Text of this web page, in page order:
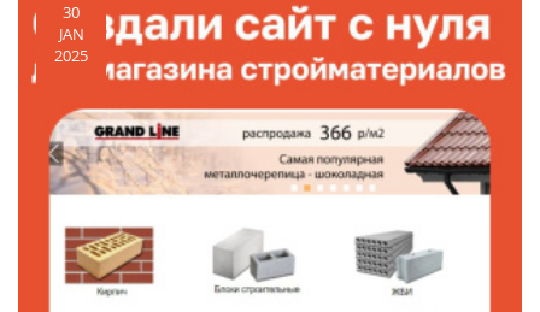
30
JAN
2025